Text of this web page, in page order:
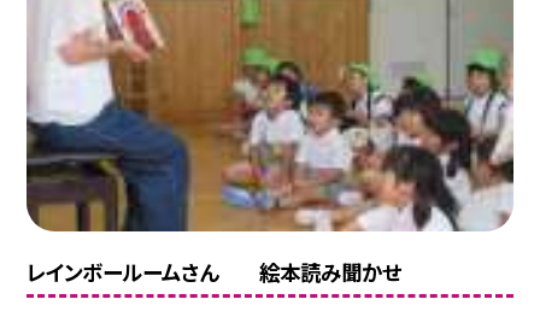
レインボールームさん 絵本読み聞かせ